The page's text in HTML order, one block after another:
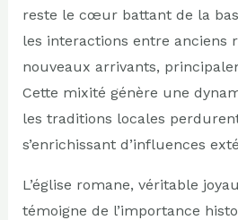
reste le cœur battant de la
les interactions entre anciens
nouveaux arrivants,
Cette mixité génère une
les traditions locales
s’enrichissant d’influences
L’église romane, véritable
témoigne de l’importance